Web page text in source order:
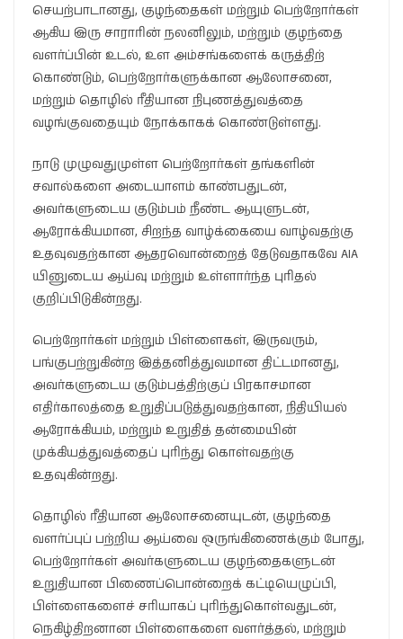
செயற்பாடானது, குழந்தைகள் மற்றும் பெற்றோர்கள்
ஆகிய இரு சாராரின் நலனிலும், மற்றும் குழந்தை
வளர்ப்பின் உடல், உள அம்சங்களைக் கருத்திற்
கொண்டும், பெற்றோர்களுக்கான ஆலோசனை,
மற்றும் தொழில் ரீதியான நிபுணத்துவத்தை
வழங்குவதையும் நோக்காகக் கொண்டுள்ளது.
நாடு முழுவதுமுள்ள பெற்றோர்கள் தங்களின்
சவால்களை அடையாளம் காண்பதுடன்,
அவர்களுடைய குடும்பம் நீண்ட ஆயுளுடன்,
ஆரோக்கியமான, சிறந்த வாழ்க்கையை வாழ்வதற்கு
உதவுவதற்கான ஆதரவொன்றைத் தேடுவதாகவே AIA
யினுடைய ஆய்வு மற்றும் உள்ளார்ந்த புரிதல்
குறிப்பிடுகின்றது.
பெற்றோர்கள் மற்றும் பிள்ளைகள், இருவரும்,
பங்குபற்றுகின்ற இத்தனித்துவமான திட்டமானது,
அவர்களுடைய குடும்பத்திற்குப் பிரகாசமான
எதிர்காலத்தை உறுதிப்படுத்துவதற்கான, நிதியியல்
ஆரோக்கியம், மற்றும் உறுதித் தன்மையின்
முக்கியத்துவத்தைப் புரிந்து கொள்வதற்கு
உதவுகின்றது.
தொழில் ரீதியான ஆலோசனையுடன், குழந்தை
வளர்ப்புப் பற்றிய ஆய்வை ஒருங்கிணைக்கும் போது,
பெற்றோர்கள் அவர்களுடைய குழந்தைகளுடன்
உறுதியான பிணைப்பொன்றைக் கட்டியெழுப்பி,
பிள்ளைகளைச் சரியாகப் புரிந்துகொள்வதுடன்,
நெகிழ்திறனான பிள்ளைகளை வளர்த்தல், மற்றும்